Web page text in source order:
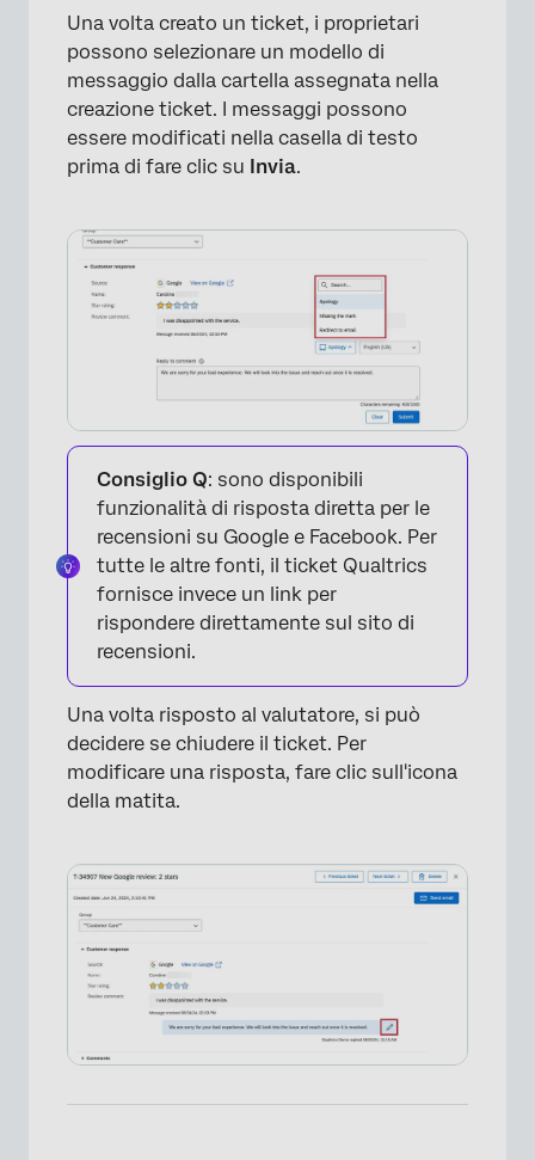
×
Una volta creato un ticket, i proprietari
possono selezionare un modello di
messaggio dalla cartella assegnata nella
creazione ticket. I messaggi possono
essere modificati nella casella di testo
prima di fare clic su Invia.
Consiglio Q: sono disponibili
funzionalità di risposta diretta per le
recensioni su Google e Facebook. Per
tutte le altre fonti, il ticket Qualtrics
fornisce invece un link per
rispondere direttamente sul sito di
recensioni.
Una volta risposto al valutatore, si può
decidere se chiudere il ticket. Per
modificare una risposta, fare clic sull'icona
della matita.